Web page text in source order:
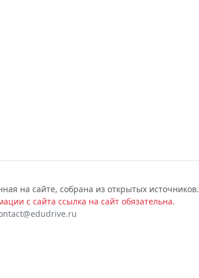
на сайте, собрана из открытых источников.
с сайта ссылка на сайт обязательна.